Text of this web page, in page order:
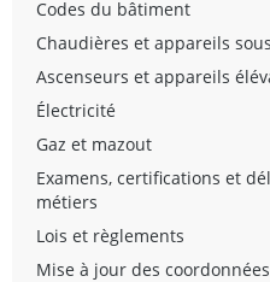
Codes du bâtiment
Chaudières et appareils
Ascenseurs et appareils
Électricité
Gaz et mazout
Examens, certifications et
métiers
Lois et règlements
Mise à jour des coordonnées